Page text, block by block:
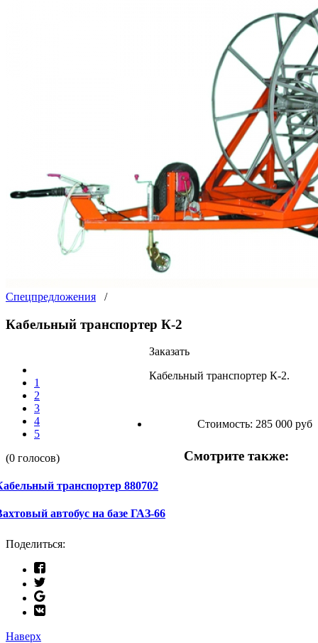
Спецпредложения /
Кабельный транспортер К-2
1
2
3
4
5
(0 голосов)
Заказать
Кабельный транспортер К-2.
Стоимость: 285 000 руб
Смотрите также:
транспортер 880702
автобус на базе ГАЗ-66
Поделиться:
Наверх